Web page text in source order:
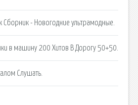
Сборник - Новогодние ультрамодные.
в машину 200 Хитов В Дорогу 50+50.
Слушать.